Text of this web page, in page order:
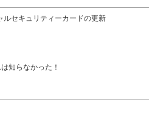
ルセキュリティーカードの更新
知らなかった！